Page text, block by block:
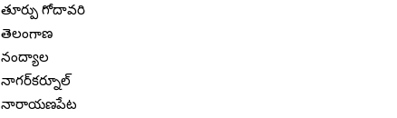
తూర్పు గోదావరి
తెలంగాణ
నంద్యాల
నాగర్‌కర్నూల్
నారాయణపేట